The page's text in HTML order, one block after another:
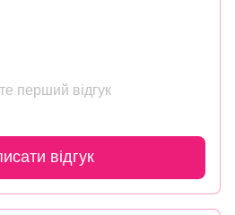
перший відгук
відгук